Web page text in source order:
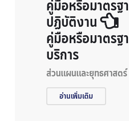
คู่มือหรือมาตรฐ
ปฏิบัติงาน
คู่มือหรือมาตรฐ
บริการ
ส่วนแผนและยุทธศาสตร์
อ่านเพิ่มเติม